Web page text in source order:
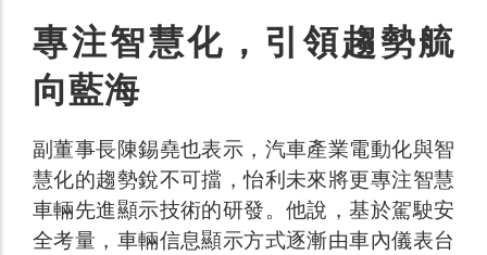
專注智慧化，引領趨勢艈
向藍海
副董事長陳錫堯也表示，汽車產業電動化與智
慧化的趨勢銳不可擋，怡利未來將更專注智慧
車輛先進顯示技術的研發。他說，基於駕駛安
全考量，車輛信息顯示方式逐漸由車內儀表台